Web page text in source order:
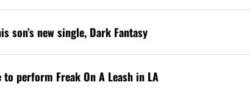
son’s new single, Dark Fantasy
to perform Freak On A Leash in LA